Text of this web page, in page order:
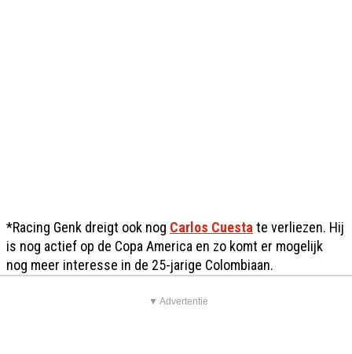
*Racing Genk dreigt ook nog Carlos Cuesta te verliezen. Hij
is nog actief op de Copa America en zo komt er mogelijk
nog meer interesse in de 25-jarige Colombiaan.
▼ Advertentie